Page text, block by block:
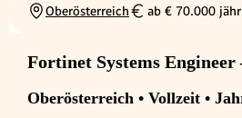
Ortschaft
Oberösterreich
Gehalt
ab € 70.000
Fortinet Systems
Oberösterreich • Vollzeit •